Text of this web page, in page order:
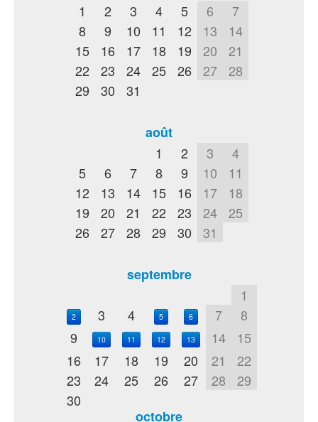
1
2 3 4 5 6
7
8
9 10 11 12 13
14
15
16 17 18 19 20
21
22
23 24 25 26 27
28
29
30 31
août
1
2 3
4
5
6 7 8 9 10
11
12
13 14 15 16 17
18
19
20 21 22 23 24
25
26
27 28 29 30 31
septembre
1
2 3 4 5 6 7
8
9
10 11 12 13 14
15
16
17 18 19 20 21
22
23
24 25 26 27 28
29
30
octobre